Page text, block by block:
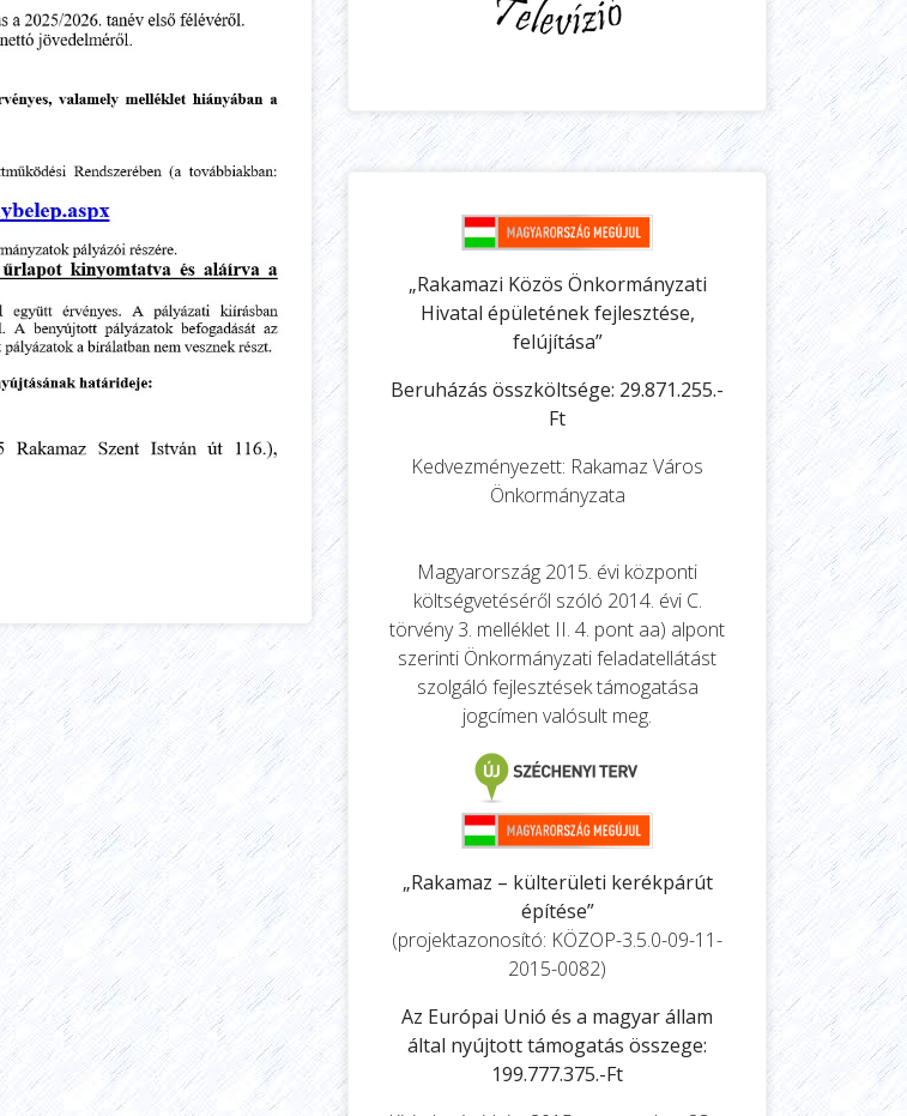
„Rakamazi Közös Önkormányzati
Hivatal épületének fejlesztése,
felújítása”
Beruházás összköltsége: 29.871.255.-
Ft
Kedvezményezett: Rakamaz Város
Önkormányzata
Magyarország 2015. évi központi
költségvetéséről szóló 2014. évi C.
törvény 3. melléklet II. 4. pont aa) alpont
szerinti Önkormányzati feladatellátást
szolgáló fejlesztések támogatása
jogcímen valósult meg.
„Rakamaz – külterületi kerékpárút
építése”
(projektazonosító: KÖZOP-3.5.0-09-11-
2015-0082)
Az Európai Unió és a magyar állam
által nyújtott támogatás összege:
199.777.375.-Ft